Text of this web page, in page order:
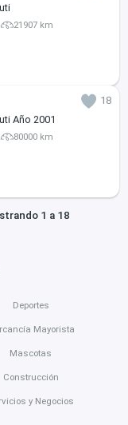
21907 km
18
Año 2001
80000 km
1 a 18
Deportes
Mayorista
Mascotas
Construcción
y Negocios